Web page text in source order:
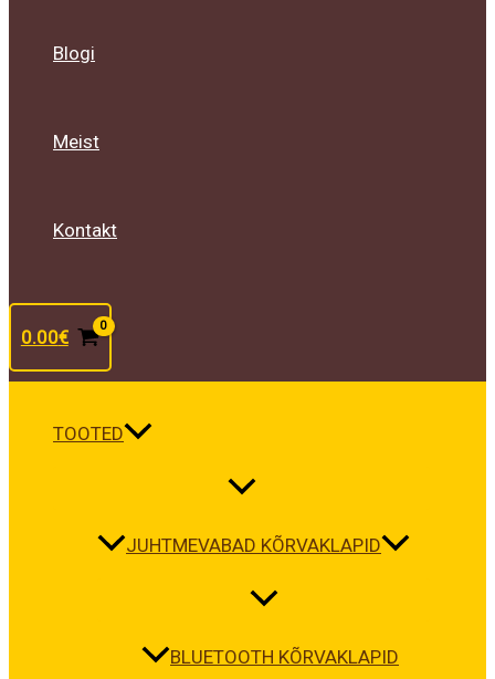
Blogi
Meist
Kontakt
0.00€
TOOTED
JUHTMEVABAD KÕRVAKLAPID
BLUETOOTH KÕRVAKLAPID